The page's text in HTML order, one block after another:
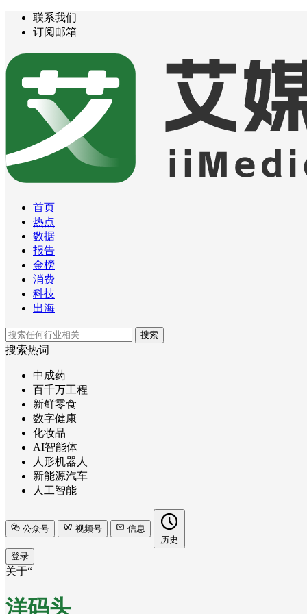
联系我们
订阅邮箱
首页
热点
数据
报告
金榜
消费
科技
出海
搜索
搜索热词
中成药
百千万工程
新鲜零食
数字健康
化妆品
AI智能体
人形机器人
新能源汽车
人工智能
公众号 视频号
信息
历史
登录
关于“
洋码头